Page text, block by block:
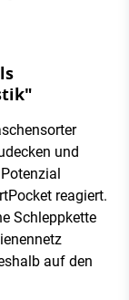
und
reagiert.
Schleppkette
auf den